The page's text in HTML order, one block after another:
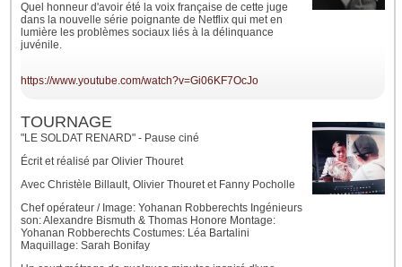
Quel honneur d'avoir été la voix française de cette juge
dans la nouvelle série poignante de Netflix qui met en
lumière les problèmes sociaux liés à la délinquance
juvénile.
https://www.youtube.com/watch?v=Gi06KF7OcJo
TOURNAGE
"LE SOLDAT RENARD" - Pause ciné
Écrit et réalisé par Olivier Thouret
Avec Christèle Billault, Olivier Thouret et Fanny Pocholle
Chef opérateur / Image: Yohanan Robberechts Ingénieurs
son: Alexandre Bismuth & Thomas Honore Montage:
Yohanan Robberechts Costumes: Léa Bartalini
Maquillage: Sarah Bonifay